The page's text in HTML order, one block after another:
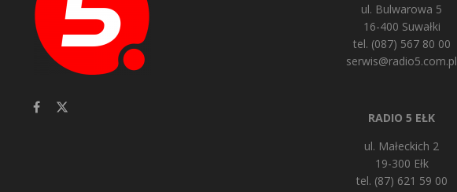
ul. Bulwarowa 5
16-400 Suwałki
tel. (087) 567 80 00
serwis@radio5.com.pl
RADIO 5 EŁK
ul. Małeckich 2
19-300 Ełk
tel. (87) 621 59 00